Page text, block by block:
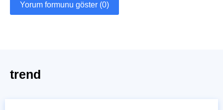
Yorum formunu göster (0)
trend